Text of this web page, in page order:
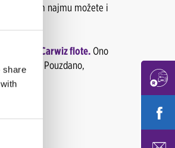
share
najmu možete i
iz Carwiz flote.Ono
Pouzdano,